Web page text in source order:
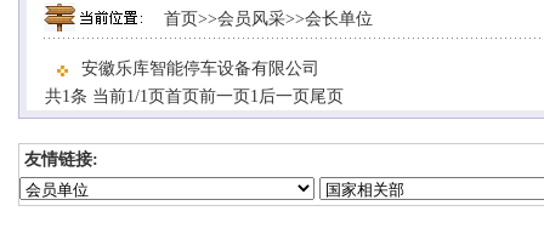
首页>>会员风采>>会长单位
安徽乐库智能停车设备有限公司
共1条 当前1/1页首页前一页1 后一页尾页
友情链接: